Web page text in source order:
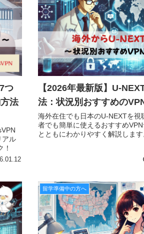
つ
法
アル
【2026年最新版】U-
法：状況別おすすめの
海外在住でも日本のU-NEXTを
者でも簡単に使えるおすすめ
とともにわかりやすく解説します
留学準備中の方へ